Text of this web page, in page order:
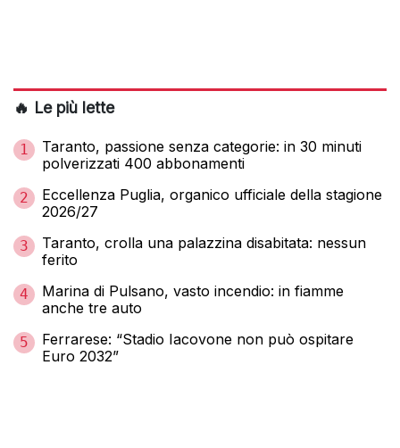
🔥 Le più lette
1
Taranto, passione senza categorie: in 30 minuti
polverizzati 400 abbonamenti
2
Eccellenza Puglia, organico ufficiale della stagione
2026/27
3
Taranto, crolla una palazzina disabitata: nessun
ferito
4
Marina di Pulsano, vasto incendio: in fiamme
anche tre auto
5
Ferrarese: “Stadio Iacovone non può ospitare
Euro 2032”